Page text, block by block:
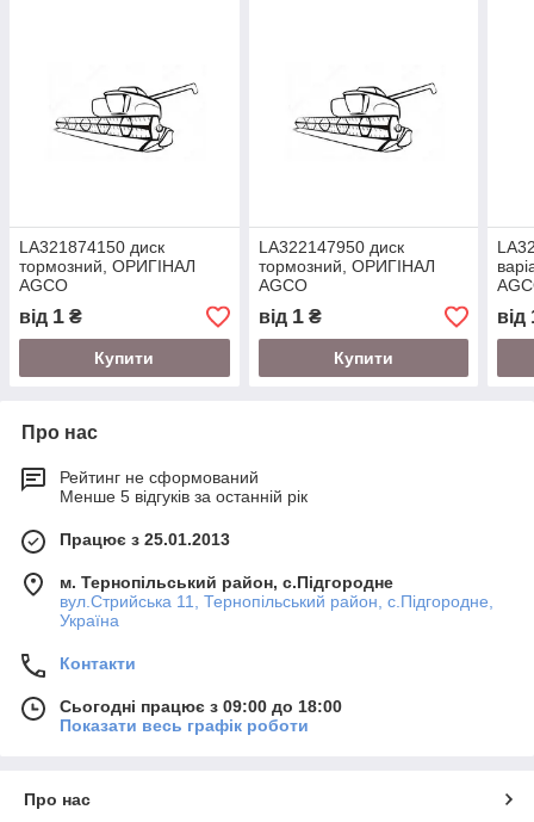
LA321874150 диск
тормозний, ОРИГІНАЛ
AGCO
від 1 ₴
Купити
LA322147950 диск
тормозний, ОРИГІНАЛ
AGCO
від 1₴
Купити
від
Про нас
Рейтинг не сформований
Менше 5 відгуків за останній рік
Працює з 25.01.2013
м. Тернопільський район, с.Підгородне
вул.Стрийська 11, Тернопільський район, с.Підгородне,
Україна
Контакти
Сьогодні працює з 09:00 до 18:00
Показати весь графік роботи
Про нас